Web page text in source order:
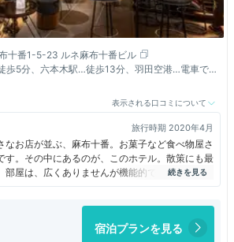
十番1-5-23 ルネ麻布十番ビル
歩5分、六本木駅…徒歩13分、羽田空港…電車で
表示される口コミについて
旅行時期 2020年4月
なお店が並ぶ、麻布十番。お菓子など食べ物屋さ
す。その中にあるのが、このホテル。散策にも最
屋は、広くありませんが機能的で、おしゃれで
グチェアーがあるのも面白かったです。
宿泊プランを見る